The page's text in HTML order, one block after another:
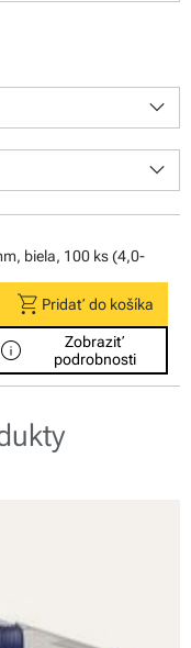
keyboard_arrow_down
keyboard_arrow_down
biela, 100 ks (4,0-
shopping_cart Pridať do košíka
info
Zobraziť
podrobnosti